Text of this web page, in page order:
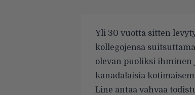
Yli 30 vuotta sitten
kollegojensa
olevan puoliksi ihminen
kanadalaisia
Line antaa vahvaa